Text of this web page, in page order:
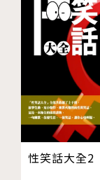
伯斯最常激勵
你覺得這樣唬
明：
一個人如果有
袖、甚至英雄
◎大眾總是同
黛安娜王妃的
出現錯誤，就
第五章 人類
拳王阿里不敗
預測對手在第
隨口一說就是
「我和越共之
帶風向，要和
反抗潮流還不
第六章 人們
性笑話大全2